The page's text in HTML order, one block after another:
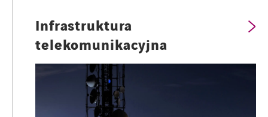
Infrastruktura
telekomunikacyjna